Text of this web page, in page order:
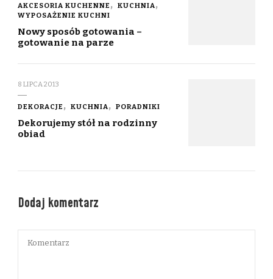
AKCESORIA KUCHENNE
KUCHNIA
WYPOSAŻENIE KUCHNI
Nowy sposób gotowania –
gotowanie na parze
8 LIPCA 2013
DEKORACJE KUCHNIA PORADNIKI
Dekorujemy stół na rodzinny
obiad
Dodaj komentarz